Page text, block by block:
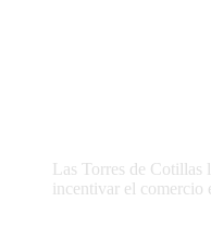
Las Torres de Cotillas
incentivar el comercio